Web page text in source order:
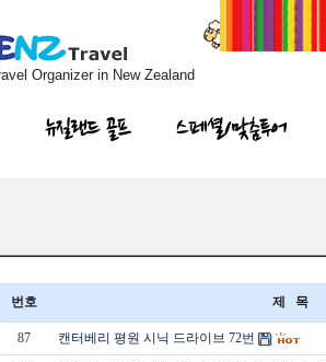
Organizer in New Zealand
뉴질랜드 골프 스페셜/맞춤투어
번호 제 목
87 캔터베리 평원 시닉 드라이브 72번